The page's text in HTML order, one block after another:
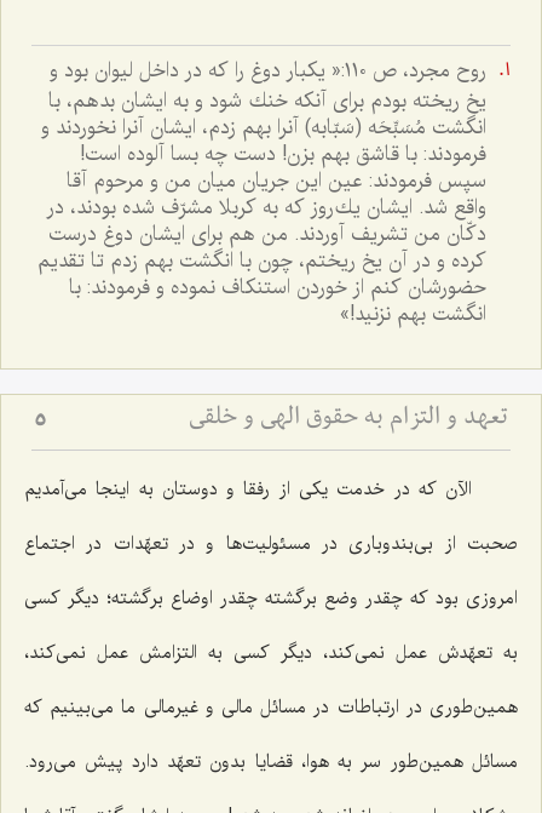
روح مجرد، ص ١١٠:« يكبار دوغ را كه در داخل ليوان بود و
يخ ريخته بودم براى آنكه خنك شود و به ايشان بدهم، با
انگشت مُسَبِّحَه (سَبّابه) آنرا بهم زدم، ايشان آنرا نخوردند و
فرمودند: با قاشق بهم بزن! دست چه بسا آلوده است!
سپس فرمودند: عين اين جريان ميان من و مرحوم آقا
واقع شد. ايشان يك‌روز كه به كربلا مشرّف شده بودند، در
دكّان من تشريف آوردند. من هم براى ايشان دوغ درست
كرده و در آن يخ ريختم، چون با انگشت بهم زدم تا تقديم
حضورشان كنم از خوردن استنكاف نموده و فرمودند: با
انگشت بهم نزنيد!»
تعهد و التزام به حقوق الهى و خلقى 5
الآن كه در خدمت یكی از رفقا و دوستان به اینجا می‌آمدیم
صحبت از بی‌بندوباری در مسئولیت‌ها و در تعهّدات در اجتماع
امروزی بود كه چقدر وضع برگشته چقدر اوضاع برگشته؛ دیگر كسی
به تعهّدش عمل نمی‌كند، دیگر كسی به التزامش عمل نمی‌كند،
همین‌طوری در ارتباطات در مسائل مالی و غیرمالی ما می‌بینیم كه
مسائل همین‌طور سر به هوا، قضایا بدون تعهّد دارد پیش می‌رود.